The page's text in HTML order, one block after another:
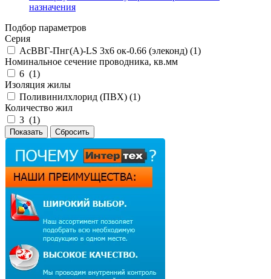
назначения
Подбор параметров
Серия
АсВВГ-Пнг(А)-LS 3х6 ок-0.66 (элеконд) (1)
Номинальное сечение проводника, кв.мм
6 (1)
Изоляция жилы
Поливинилхлорид (ПВХ) (1)
Количество жил
3 (1)